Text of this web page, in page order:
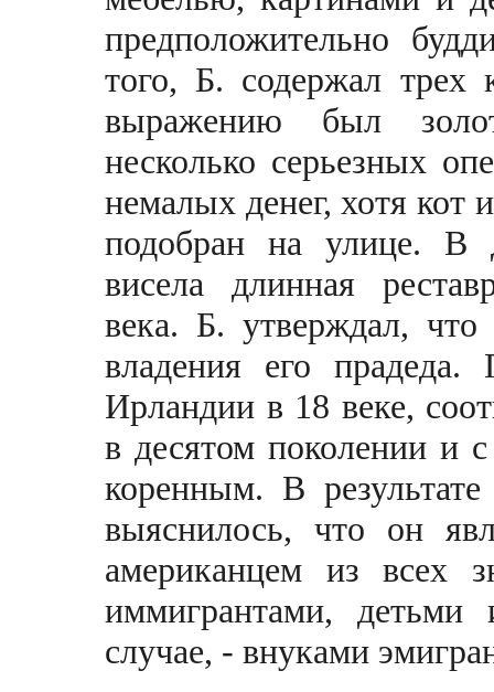
предположительно
того, Б. содержал трех
выражению был
несколько серьезных
немалых денег, хотя
подобран на улице. В
висела длинная
века. Б. утверждал,
владения его
Ирландии в 18 веке,
в десятом поколении и
коренным. В
выяснилось, что он
американцем из всех
иммигрантами,
случае, - внуками